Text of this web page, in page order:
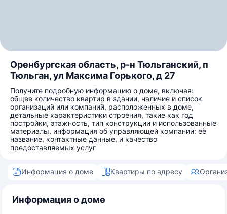
Оренбургская область, р-н Тюльганский, п
Тюльган, ул Максима Горького, д 27
Получите подробную информацию о доме, включая:
общее количество квартир в здании, наличие и список
организаций или компаний, расположенных в доме,
детальные характеристики строения, такие как год
постройки, этажность, тип конструкции и использованные
материалы, информация об управляющей компании: её
название, контактные данные, и качество
предоставляемых услуг
Информация о доме Квартиры по адресу
Информация о доме